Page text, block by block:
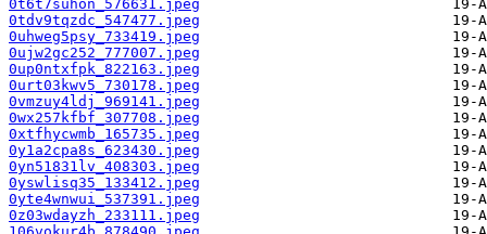
0t6t7suhon_576631.jpeg
0tdv9tqzdc_547477.jpeg
0uhweg5psy_733419.jpeg
0ujw2gc252_777007.jpeg
0up0ntxfpk_822163.jpeg
0urt03kwv5_730178.jpeg
0vmzuy4ldj_969141.jpeg
0wx257kfbf_307708.jpeg
0xtfhycwmb_165735.jpeg
0y1a2cpa8s_623430.jpeg
0yn51831lv_408303.jpeg
0yswlisq35_133412.jpeg
0yte4wnwui_537391.jpeg
0z03wdayzh_233111.jpeg